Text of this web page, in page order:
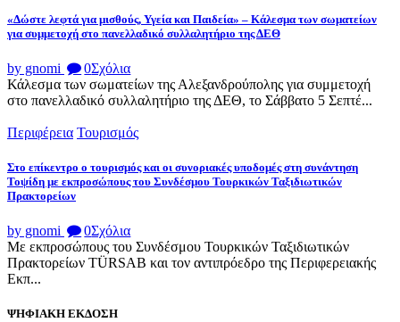
«Δώστε λεφτά για μισθούς, Υγεία και Παιδεία» – Κάλεσμα των σωματείων
για συμμετοχή στο πανελλαδικό συλλαλητήριο της ΔΕΘ
by gnomi 0Σχόλια
Κάλεσμα των σωματείων της Αλεξανδρούπολης για συμμετοχή
στο πανελλαδικό συλλαλητήριο της ΔΕΘ, το Σάββατο 5 Σεπτέ...
Περιφέρεια Τουρισμός
Στο επίκεντρο ο τουρισμός και οι συνοριακές υποδομές στη συνάντηση
Τοψίδη με εκπροσώπους του Συνδέσμου Τουρκικών Ταξιδιωτικών
Πρακτορείων
by gnomi 0Σχόλια
Με εκπροσώπους του Συνδέσμου Τουρκικών Ταξιδιωτικών
Πρακτορείων TÜRSAB και τον αντιπρόεδρο της Περιφερειακής
Εκπ...
ΨΗΦΙΑΚΗ ΕΚΔΟΣΗ